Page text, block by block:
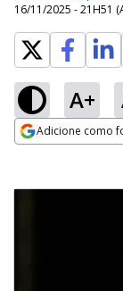
16/11/2025 - 21H51
A+
Adicione como